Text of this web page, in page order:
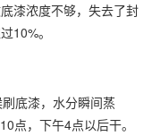
漆浓度不够，失去了封
10%。
底漆，水分瞬间蒸
点，下午4点以后干。